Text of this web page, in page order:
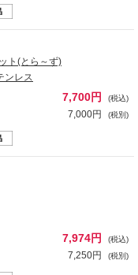
ト(とら～ず)
レス
7,700円 (税込)
7,000円 (税別)
7,974円 (税込)
7,250円 (税別)